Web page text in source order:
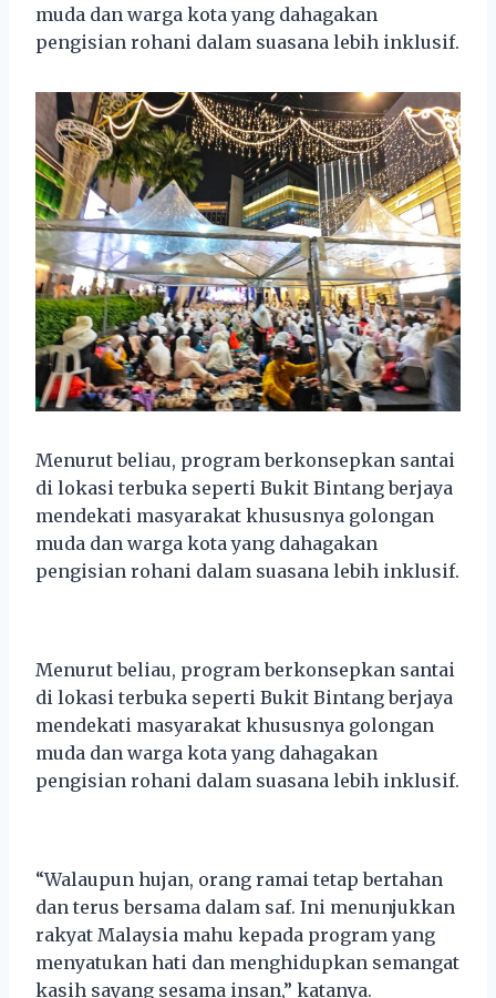
muda dan warga kota yang dahagakan
pengisian rohani dalam suasana lebih inklusif.
Menurut beliau, program berkonsepkan santai
di lokasi terbuka seperti Bukit Bintang berjaya
mendekati masyarakat khususnya golongan
muda dan warga kota yang dahagakan
pengisian rohani dalam suasana lebih inklusif.
Menurut beliau, program berkonsepkan santai
di lokasi terbuka seperti Bukit Bintang berjaya
mendekati masyarakat khususnya golongan
muda dan warga kota yang dahagakan
pengisian rohani dalam suasana lebih inklusif.
“Walaupun hujan, orang ramai tetap bertahan
dan terus bersama dalam saf. Ini menunjukkan
rakyat Malaysia mahu kepada program yang
menyatukan hati dan menghidupkan semangat
kasih sayang sesama insan,” katanya.